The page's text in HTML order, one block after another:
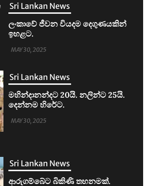
Sri Lankan News
මහින්දානන්දට 20යි. නලින්ට 25යි.
දෙන්නම හිරේට.
MAY 30, 2025
Sri Lankan News
ආරුගම්බේට බිකිණි තහනමක්.
MAY 30, 2025
Sri Lankan News